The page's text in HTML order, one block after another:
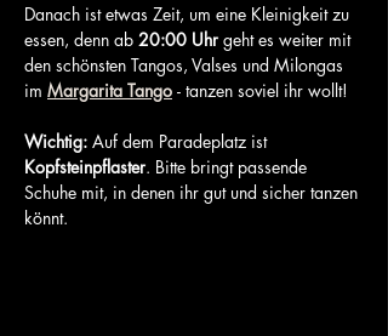
Danach ist etwas Zeit, um eine Kleinigkeit zu
essen, denn ab 20:00 Uhr geht es weiter mit
den schönsten Tangos, Valses und Milongas
im Margarita Tango - tanzen soviel ihr wollt!
Wichtig: Auf dem Paradeplatz ist
Kopfsteinpflaster. Bitte bringt passende
Schuhe mit, in denen ihr gut und sicher tanzen
könnt.